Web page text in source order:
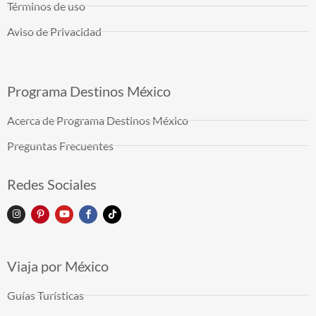
Términos de uso
Aviso de Privacidad
Programa Destinos México
Acerca de Programa Destinos México
Preguntas Frecuentes
Redes Sociales
Viaja por México
Guías Turísticas